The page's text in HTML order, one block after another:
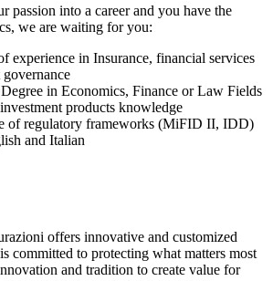
passion into a career and you have the
we are waiting for you:
experience in Insurance, financial services
in Economics, Finance or Law Fields
products knowledge
of regulatory frameworks (MiFID II, IDD)
and Italian
offers innovative and customized
committed to protecting what matters most
and tradition to create value for